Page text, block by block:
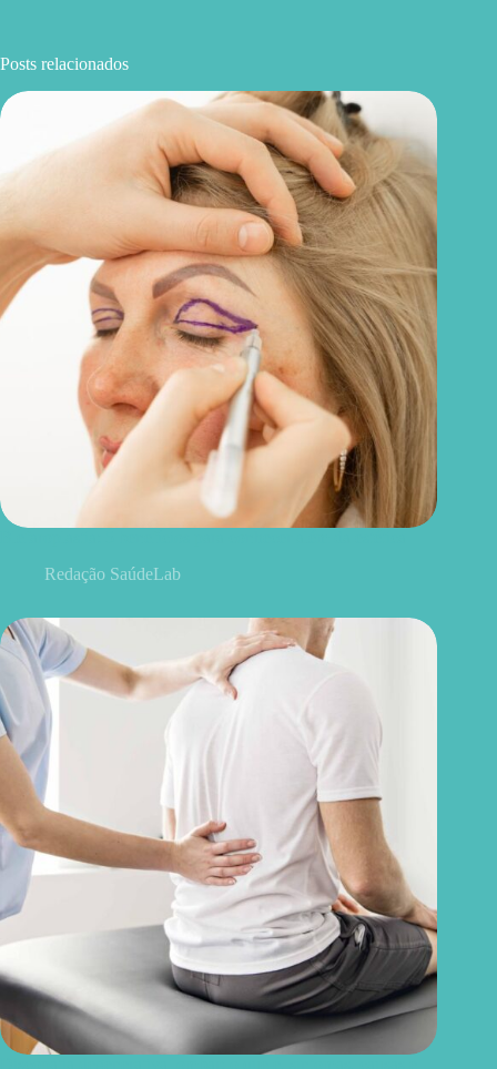
Posts relacionados
Redação SaúdeLab